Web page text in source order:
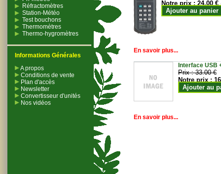
Réfractomètres
Station-Météo
Test bouchons
Thermomètres
Thermo-hygromètres
Informations Générales
A propos
Conditions de vente
Plan d'accès
Newsletter
Convertisseur d'unités
Nos vidéos
Notre prix :24.00 €
Ajouter au panier
En savoir plus...
Interface USB
Prix :33.00 €
Notre prix :
Ajouter au
En savoir plus...